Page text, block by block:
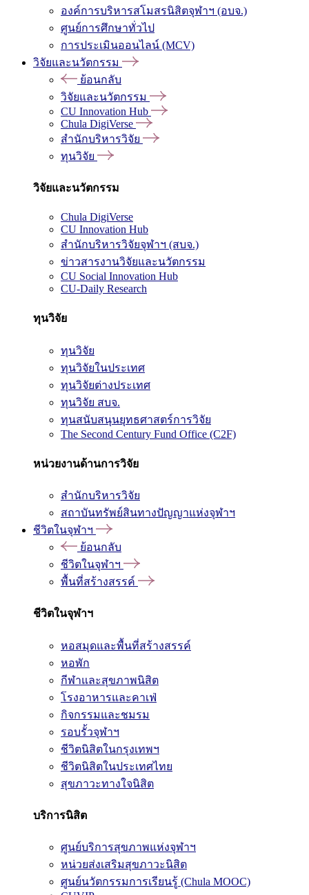
องค์การบริหารสโมสรนิสิตจุฬาฯ (อบจ.)
ศูนย์การศึกษาทั่วไป
การประเมินออนไลน์ (MCV)
วิจัยและนวัตกรรม
ย้อนกลับ
วิจัยและนวัตกรรม
CU Innovation Hub
Chula DigiVerse
สำนักบริหารวิจัย
ทุนวิจัย
วิจัยและนวัตกรรม
Chula DigiVerse
CU Innovation Hub
สำนักบริหารวิจัยจุฬาฯ (สบจ.)
ข่าวสารงานวิจัยและนวัตกรรม
CU Social Innovation Hub
CU-Daily Research
ทุนวิจัย
ทุนวิจัย
ทุนวิจัยในประเทศ
ทุนวิจัยต่างประเทศ
ทุนวิจัย สบจ.
ทุนสนับสนุนยุทธศาสตร์การวิจัย
The Second Century Fund Office (C2F)
หน่วยงานด้านการวิจัย
สำนักบริหารวิจัย
สถาบันทรัพย์สินทางปัญญาแห่งจุฬาฯ
ชีวิตในจุฬาฯ
ย้อนกลับ
ชีวิตในจุฬาฯ
พื้นที่สร้างสรรค์
ชีวิตในจุฬาฯ
หอสมุดและพื้นที่สร้างสรรค์
หอพัก
กีฬาและสุขภาพนิสิต
โรงอาหารและคาเฟ่
กิจกรรมและชมรม
รอบรั้วจุฬาฯ
ชีวิตนิสิตในกรุงเทพฯ
ชีวิตนิสิตในประเทศไทย
สุขภาวะทางใจนิสิต
บริการนิสิต
ศูนย์บริการสุขภาพแห่งจุฬาฯ
หน่วยส่งเสริมสุขภาวะนิสิต
ศูนย์นวัตกรรมการเรียนรู้ (Chula MOOC)